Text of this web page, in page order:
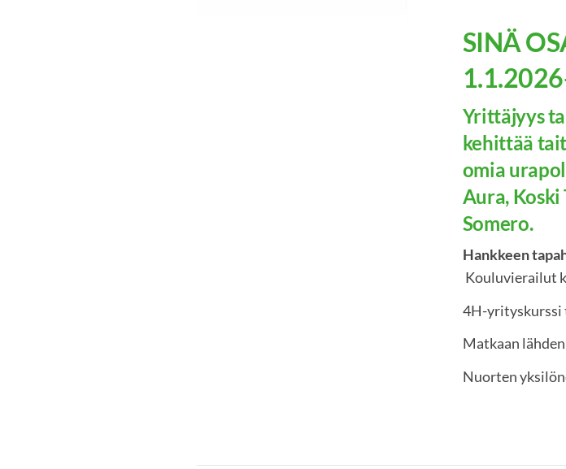
SINÄ
Yrittäjyys
kehittää
omia
Aura,
Somero.
Hankkeen
Kouluvierailut
4H-yrityskurssi
Matkaan
Nuorten